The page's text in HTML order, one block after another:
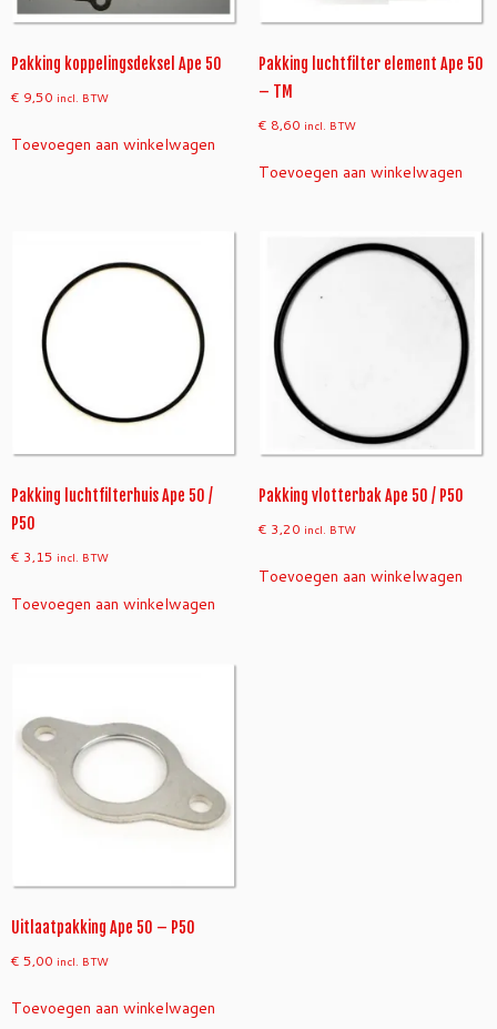
Pakking koppelingsdeksel Ape 50
€ 9,50 incl. BTW
Toevoegen aan winkelwagen
Pakking luchtfilter element Ape 50
– TM
€ 8,60 incl. BTW
Toevoegen aan winkelwagen
Pakking luchtfilterhuis Ape 50 /
P50
€ 3,15 incl. BTW
Toevoegen aan winkelwagen
Pakking vlotterbak Ape 50 / P50
€ 3,20 incl. BTW
Toevoegen aan winkelwagen
Uitlaatpakking Ape 50 – P50
€ 5,00 incl. BTW
Toevoegen aan winkelwagen